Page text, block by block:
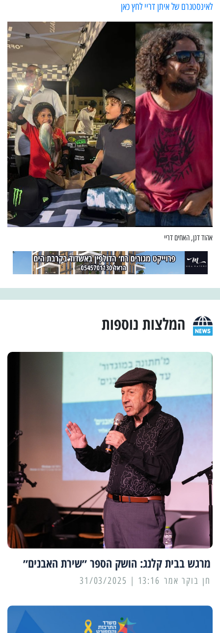
לאינסטגרם של איתן דריי לחץ כאן
אהוד דנן, האחים דריי
המלצות נוספות
מרגש בבית קלנג: הושק הספר ״שירת האבנים״
13:16 | 31/03/2025